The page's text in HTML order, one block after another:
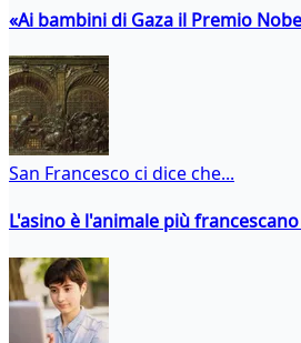
«Ai bambini di Gaza il Premio
San Francesco ci dice che...
L'asino è l'animale più